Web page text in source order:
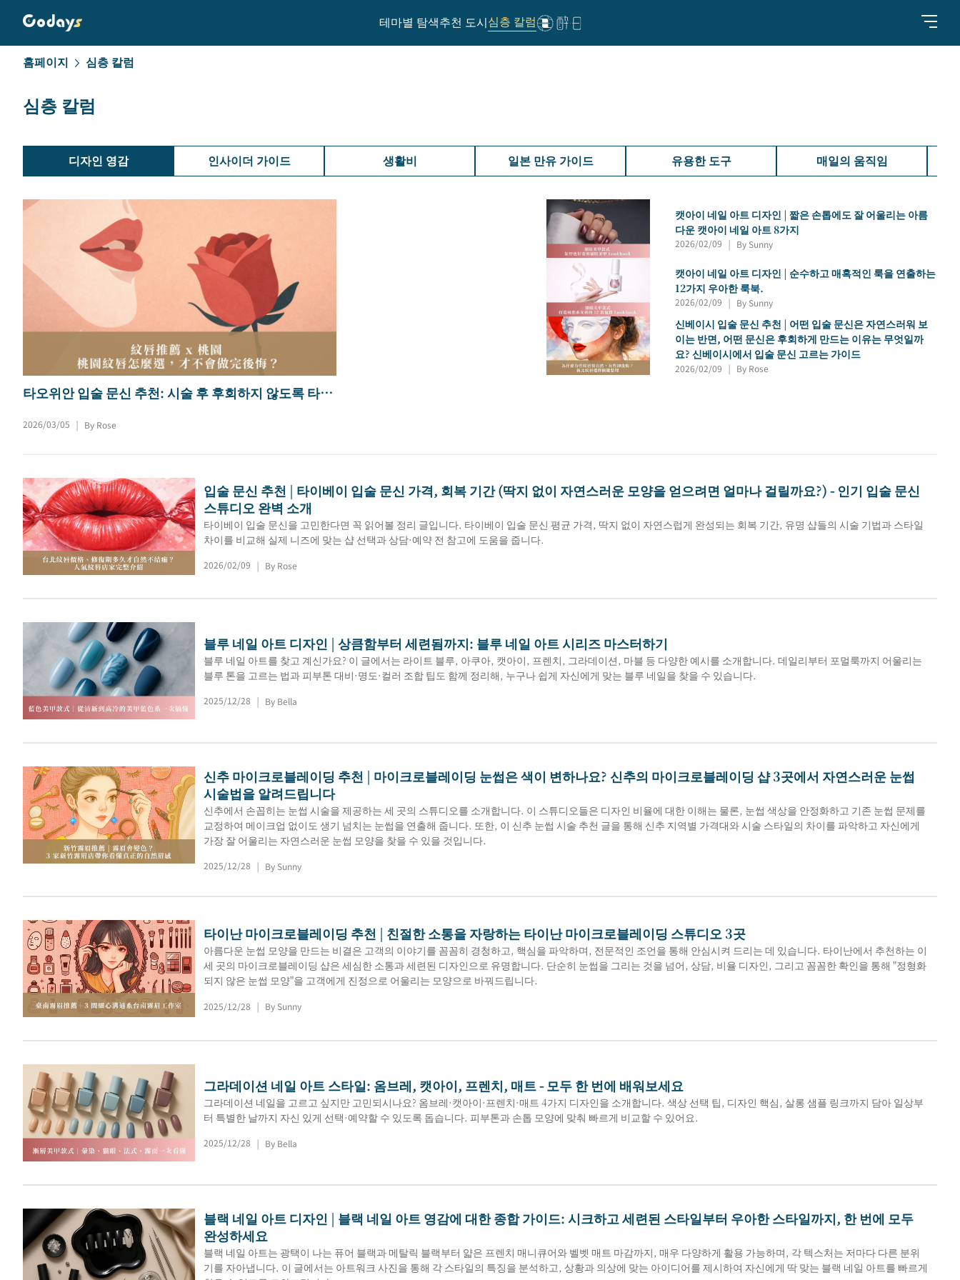
테마별 탐색추천 도시심층 칼럼
홈페이지 심층 칼럼
심층 칼럼
디자인 영감 인사이더 가이드 생활비 일본 만유 가이드 유용한 도구 매일의 움직임
타오위안 입술 문신 추천: 시술 후 후회하지 않도록 타오
?
2026/03/05 By Rose
캣아이 네일 아트 디자인 | 짧은 손톱에도 잘 어울리는 아름
다운 캣아이 네일 아트 8가지
2026/02/09
By Sunny
캣아이 네일 아트 디자인 | 순수하고 매혹적인 룩을 연출하는
12가지 우아한 룩북.
2026/02/09
By Sunny
신베이시 입술 문신 추천 | 어떤 입술 문신은 자연스러워 보
이는 반면, 어떤 문신은 후회하게 만드는 이유는 무엇일까
요? 신베이시에서 입술 문신 고르는 가이드
2026/02/09
By Rose
입술 문신 추천 | 타이베이 입술 문신 가격, 회복 기간 (딱지 없이 자연스러운 모양을 얻으려면 얼마나 걸릴까요?) - 인기 입술 문신
스튜디오 완벽 소개
타이베이 입술 문신을 고민한다면 꼭 읽어볼 정리 글입니다. 타이베이 입술 문신 평균 가격, 딱지 없이 자연스럽게 완성되는 회복 기간, 유명 샵들의 시술 기법과 스타일
차이를 비교해 실제 니즈에 맞는 샵 선택과 상담·예약 전 참고에 도움을 줍니다.
2026/02/09 By Rose
블루 네일 아트 디자인 | 상큼함부터 세련됨까지: 블루 네일 아트 시리즈 마스터하기
블루 네일 아트를 찾고 계신가요? 이 글에서는 라이트 블루, 아쿠아, 캣아이, 프렌치, 그라데이션, 마블 등 다양한 예시를 소개합니다. 데일리부터 포멀룩까지 어울리는
블루 톤을 고르는 법과 피부톤 대비·명도·컬러 조합 팁도 함께 정리해, 누구나 쉽게 자신에게 맞는 블루 네일을 찾을 수 있습니다.
2025/12/28 By Bella
신추 마이크로블레이딩 추천 | 마이크로블레이딩 눈썹은 색이 변하나요? 신추의 마이크로블레이딩 샵 3곳에서 자연스러운 눈썹
시술법을 알려드립니다
신추에서 손꼽히는 눈썹 시술을 제공하는 세 곳의 스튜디오를 소개합니다. 이 스튜디오들은 디자인 비율에 대한 이해는 물론, 눈썹 색상을 안정화하고 기존 눈썹 문제를
교정하여 메이크업 없이도 생기 넘치는 눈썹을 연출해 줍니다. 또한, 이 신추 눈썹 시술 추천 글을 통해 신추 지역별 가격대와 시술 스타일의 차이를 파악하고 자신에게
가장 잘 어울리는 자연스러운 눈썹 모양을 찾을 수 있을 것입니다.
2025/12/28 By Sunny
타이난 마이크로블레이딩 추천 | 친절한 소통을 자랑하는 타이난 마이크로블레이딩 스튜디오 3곳
아름다운 눈썹 모양을 만드는 비결은 고객의 이야기를 꼼꼼히 경청하고, 핵심을 파악하며, 전문적인 조언을 통해 안심시켜 드리는 데 있습니다. 타이난에서 추천하는 이
세 곳의 마이크로블레이딩 샵은 세심한 소통과 세련된 디자인으로 유명합니다. 단순히 눈썹을 그리는 것을 넘어, 상담, 비율 디자인, 그리고 꼼꼼한 확인을 통해 "정형화
되지 않은 눈썹 모양"을 고객에게 진정으로 어울리는 모양으로 바꿔드립니다.
2025/12/28 By Sunny
그라데이션 네일 아트 스타일: 옴브레, 캣아이, 프렌치, 매트 - 모두 한 번에 배워보세요
그라데이션 네일을 고르고 싶지만 고민되시나요? 옴브레·캣아이·프렌치·매트 4가지 디자인을 소개합니다. 색상 선택 팁, 디자인 핵심, 살롱 샘플 링크까지 담아 일상부
터 특별한 날까지 자신 있게 선택·예약할 수 있도록 돕습니다. 피부톤과 손톱 모양에 맞춰 빠르게 비교할 수 있어요.
2025/12/28 By Bella
블랙 네일 아트 디자인 | 블랙 네일 아트 영감에 대한 종합 가이드: 시크하고 세련된 스타일부터 우아한 스타일까지, 한 번에 모두
완성하세요
블랙 네일 아트는 광택이 나는 퓨어 블랙과 메탈릭 블랙부터 얇은 프렌치 매니큐어와 벨벳 매트 마감까지, 매우 다양하게 활용 가능하며, 각 텍스처는 저마다 다른 분위
기를 자아냅니다. 이 글에서는 아트워크 사진을 통해 각 스타일의 특징을 분석하고, 상황과 의상에 맞는 아이디어를 제시하여 자신에게 딱 맞는 블랙 네일 아트를 빠르게